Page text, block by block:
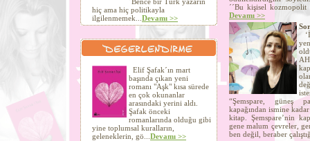
hiç ama hiç politikayla
ilgilenmemek... Devamı >>
Elif Şafak´ın mart
başında çıkan yeni
romanı "Aşk" kısa sürede
en çok okunanlar
arasındaki yerini aldı.
Şafak önceki
romanlarında olduğu gibi
yine toplumsal kuralların,
geleneklerin, gö... Devamı >>
´´Bu kişisel
Devamı >>
“Şemspare, güneş
kapağından ismine
kitap. Şemspare’nin
gene malum çevreler,
ben değil, beraber